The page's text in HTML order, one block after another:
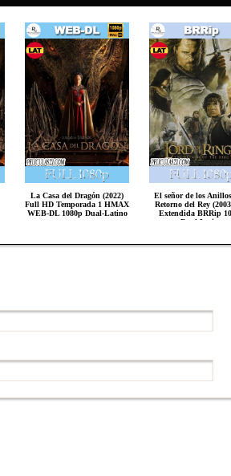
La Casa del Dragón (2022)
Full HD Temporada 1 HMAX
WEB-DL 1080p Dual-Latino
El señor de los
Retorno del Rey
Extendida BRRip
Dual-Latino